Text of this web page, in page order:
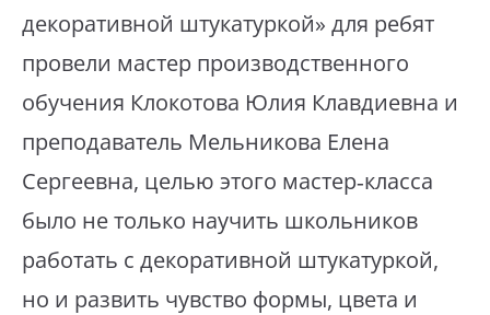
декоративной штукатуркой» для ребят
провели мастер производственного
обучения Клокотова Юлия Клавдиевна и
преподаватель Мельникова Елена
Сергеевна, целью этого мастер‑класса
было не только научить школьников
работать с декоративной штукатуркой,
но и развить чувство формы, цвета и